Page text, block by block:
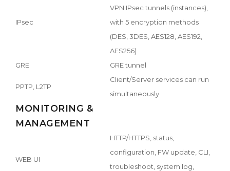
IPsec
VPN IPsec tunnels (instances),
with 5 encryption methods
(DES, 3DES, AES128, AES192,
AES256)
GRE
GRE tunnel
PPTP, L2TP
Client/Server services can run
simultaneously
MONITORING &
MANAGEMENT
WEB UI
HTTP/HTTPS, status,
configuration, FW update, CLI,
troubleshoot, system log,